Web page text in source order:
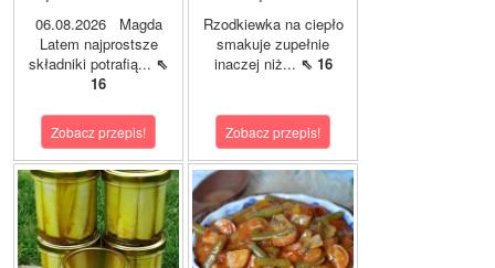
06.08.2026 Magda
Latem najprostsze
składniki potrafią... ⇖
16
Zobacz przepis!
Rzodkiewka na ciepło
smakuje zupełnie
inaczej niż... ⇖ 16
Zobacz przepis!